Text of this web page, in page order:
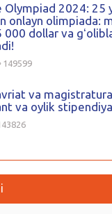
Olympiad 2024: 25
onlayn olimpiada:
000 dollar va
149599
va
va oylik